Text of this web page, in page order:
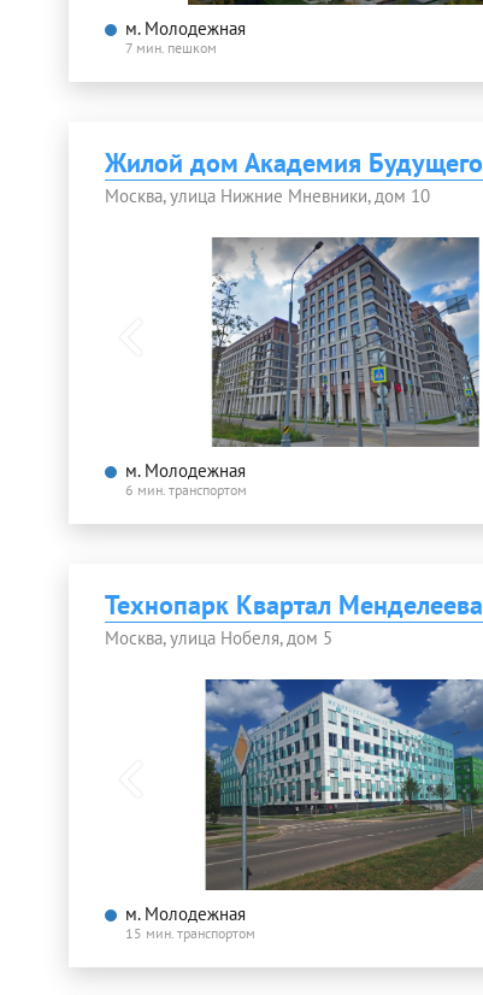
м. Молодежная
7 мин. пешком
Жилой дом Академия Будущего
Москва, улица Нижние Мневники, дом 10
м. Молодежная
6 мин. транспортом
Технопарк Квартал Менделеева
Москва, улица Нобеля, дом 5
м. Молодежная
15 мин. транспортом